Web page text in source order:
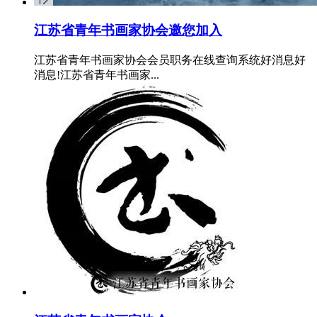
江苏省青年书画家协会邀您加入
江苏省青年书画家协会会员职务在线查询系统好消息好
消息!江苏省青年书画家...